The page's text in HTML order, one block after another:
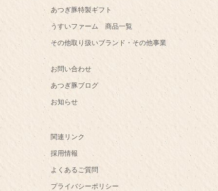
あつぎ豚特製ギフト
うすいファーム 商品一覧
その他取り扱いブランド・その他事業
お問い合わせ
あつぎ豚ブログ
お知らせ
関連リンク
採用情報
よくあるご質問
プライバシーポリシー